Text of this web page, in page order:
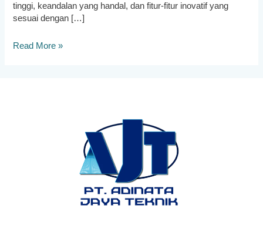
tinggi, keandalan yang handal, dan fitur-fitur inovatif yang
sesuai dengan […]
Distributor
Read More »